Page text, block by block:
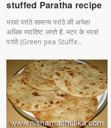
stuffed Paratha recipe
भरवां परांठे सामान्य परांठे की अपेक्षा
अधिक स्वादिष्ट लगते है. मटर के भरवां
परांठे (Green pea Stuffe...